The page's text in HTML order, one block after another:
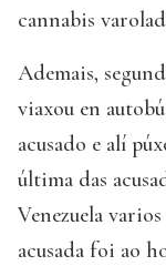
cannabis
Ademais,
viaxou en
acusado e alí
última das
Venezuela
acusada foi ao